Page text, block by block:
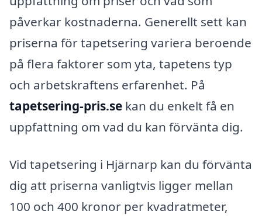
påverkar kostnaderna. Generellt sett kan
priserna för tapetsering variera beroende
på flera faktorer som yta, tapetens typ
och arbetskraftens erfarenhet. På
tapetsering-pris.se kan du enkelt få en
uppfattning om vad du kan förvänta dig.
Vid tapetsering i Hjärnarp kan du förvänta
dig att priserna vanligtvis ligger mellan
100 och 400 kronor per kvadratmeter,